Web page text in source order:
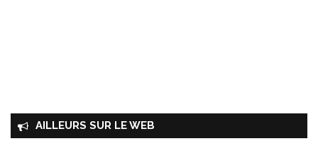
AILLEURS SUR LE WEB